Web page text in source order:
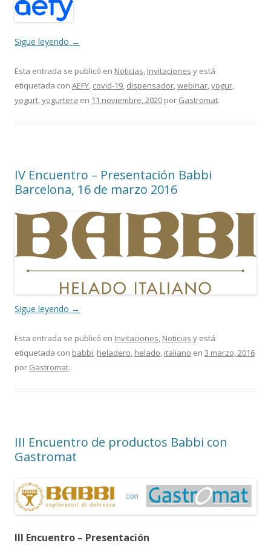
Sigue leyendo →
Esta entrada se publicó en Noticias, Invitaciones y está
etiquetada con AEFY, covid-19, dispensador,webinar,yogur,
yogurt,yogurtera en 11 noviembre, 2020 por Gastromat.
IV Encuentro – Presentación Babbi
Barcelona, 16 de marzo 2016
Sigue leyendo →
Esta entrada se publicó en Invitaciones, Noticias y está
etiquetada con babbi, heladero, helado, italiano en 3 marzo, 2016
por Gastromat.
III Encuentro de productos Babbi con
Gastromat
III Encuentro – Presentación